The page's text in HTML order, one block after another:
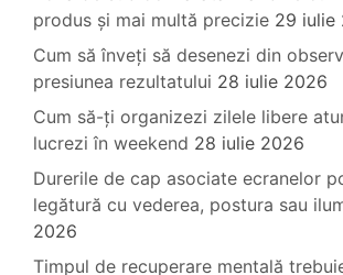
produs și mai multă precizie 29 iulie
Cum să înveți să desenezi din
presiunea rezultatului 28 iulie 2026
Cum să-ți organizezi zilele libere
lucrezi în weekend 28 iulie 2026
Durerile de cap asociate ecranelor
legătură cu vederea, postura sau
2026
Timpul de recuperare mentală